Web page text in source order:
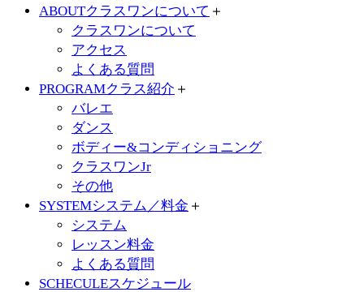
ABOUTクラスワンについて ＋
クラスワンについて
アクセス
よくある質問
PROGRAMクラス紹介 ＋
バレエ
ダンス
ボディー&コンディショニング
クラスワンJr
その他
SYSTEMシステム／料金 ＋
システム
レッスン料金
よくある質問
SCHECULEスケジュール